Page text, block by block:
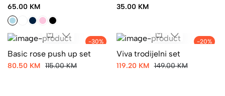
65.00 KM 35.00 KM
-30%
Basic rose push up set
80.50 KM 115.00 KM
-20%
Viva trodijelni set
119.20 KM 149.00 KM